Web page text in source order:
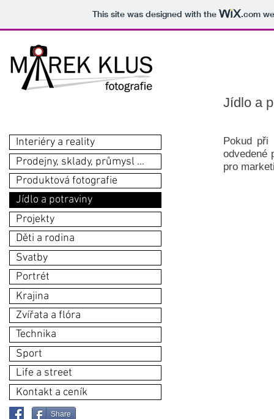
This site was designed with the .com
Jídlo a
Pokud při
odvedené
pro
Interiéry a reality
Prodejny, sklady, průmysl ...
Produktová fotografie
Jídlo a potraviny
Projekty
Děti a rodina
Svatby
Portrét
Krajina
Zvířata a flóra
Technika
Sport
Life a street
Kontakt a ceník
Share